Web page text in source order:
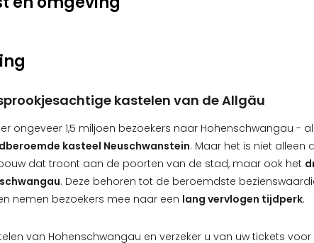
kastelen van de Allgäu
ongeveer 1,5 miljoen bezoekers naar Hohenschwangau -
kasteel Neuschwanstein. Maar het is niet alleen
dat troont aan de poorten van de stad, maar ook het
. Deze behoren tot de beroemdste
nemen bezoekers mee naar een lang vervlogen tijdperk.
van Hohenschwangau en verzeker u van uw tickets voor